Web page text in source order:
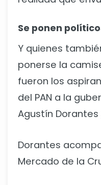
Se ponen
Y quienes
ponerse la
fueron los
del PAN a la
Agustín Dorantes
Dorantes
Mercado de la